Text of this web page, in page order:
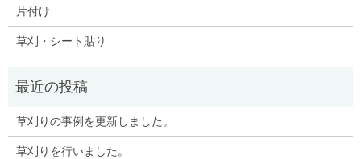
片付け
草刈・シート貼り
草刈りの事例を更新しました。
草刈りを行いました。